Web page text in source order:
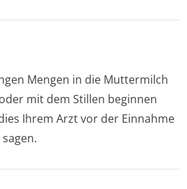
Mengen in die Muttermilch
mit dem Stillen beginnen
Ihrem Arzt vor der Einnahme